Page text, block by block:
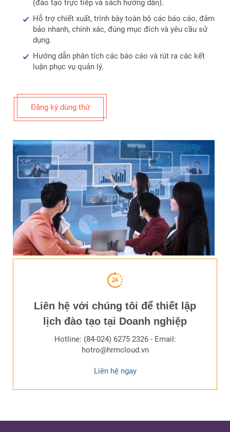
(đào tạo trực tiếp và sách hướng dẫn).
Hỗ trợ chiết xuất, trình bày toàn bộ các báo cáo, đảm
bảo nhanh, chính xác, đúng mục đích và yêu cầu sử
dụng.
Hướng dẫn phân tích các báo cáo và rút ra các kết
luận phục vụ quản lý.
Đăng ký dùng thử
Liên hệ với chúng tôi để thiết lập
lịch đào tạo tại Doanh nghiệp
Hotline: (84-024) 6275 2326 - Email:
hotro@hrmcloud.vn
Liên hệ ngay